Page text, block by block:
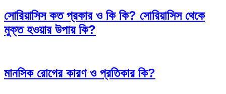
সোরিয়াসিস কত প্রকার ও কি কি? সোরিয়াসিস থেকে
মুক্ত হওয়ার উপায় কি?
মানসিক রোগের কারণ ও প্রতিকার কি?